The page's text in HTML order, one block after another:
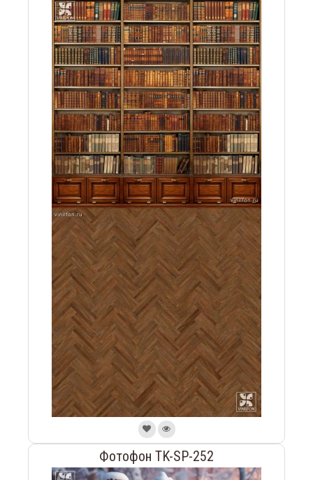
Фотофон TK-SP-252